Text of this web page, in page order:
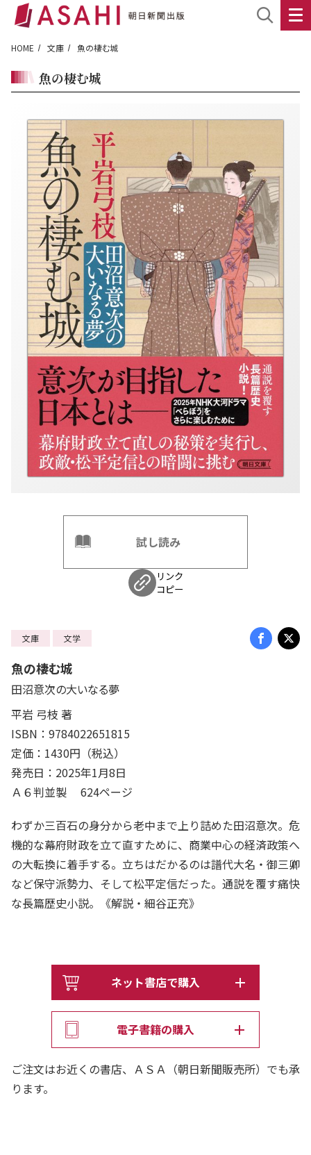
HOME 文庫 魚の棲む城
魚の棲む城
試し読み
リンク
コピー
文庫 文学
魚の棲む城
田沼意次の大いなる夢
平岩 弓枝 著
ISBN：9784022651815
定価：1430円（税込）
発売日：2025年1月8日
Ａ６判並製 624ページ
わずか三百石の身分から老中まで上り詰めた田沼意次。危
機的な幕府財政を立て直すために、商業中心の経済政策へ
の大転換に着手する。立ちはだかるのは譜代大名・御三卿
など保守派勢力、そして松平定信だった。通説を覆す痛快
な長篇歴史小説。《解説・細谷正充》
ネット書店で購入
電子書籍の購入
ご注文はお近くの書店、ＡＳＡ（朝日新聞販売所）でも承
ります。